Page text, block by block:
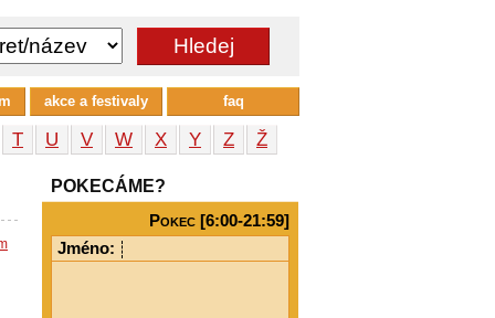
T U V W X Y Z
Ž
POKECÁME?
Pokec [6:00-21:59]
Jméno:
akce a festivaly faq